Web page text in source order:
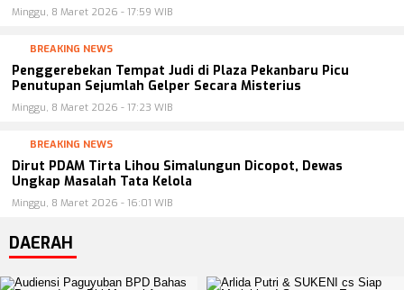
Minggu, 8 Maret 2026 - 17:59 WIB
BREAKING NEWS
Penggerebekan Tempat Judi di Plaza Pekanbaru Picu
Penutupan Sejumlah Gelper Secara Misterius
Minggu, 8 Maret 2026 - 17:23 WIB
BREAKING NEWS
Dirut PDAM Tirta Lihou Simalungun Dicopot, Dewas
Ungkap Masalah Tata Kelola
Minggu, 8 Maret 2026 - 16:01 WIB
DAERAH